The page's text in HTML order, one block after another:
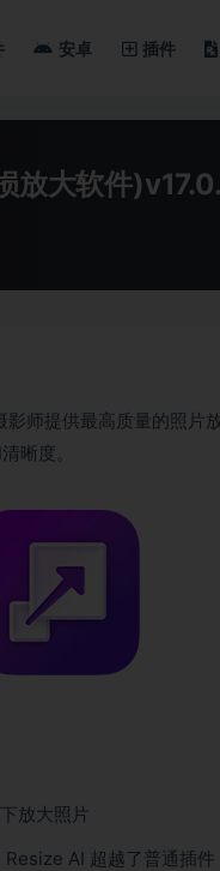
安卓 插件
大软件
师提供最高质量的照片
晰度。
放大照片
AI 超越了普通插件